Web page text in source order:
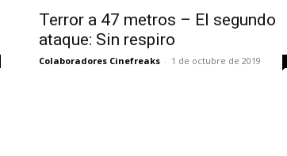
Terror a 47 metros – El segundo
ataque: Sin respiro
Colaboradores Cinefreaks - 1 de octubre de 2019